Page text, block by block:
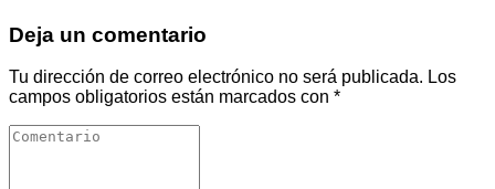
Deja un comentario
Tu dirección de correo electrónico no será publicada. Los
campos obligatorios están marcados con *